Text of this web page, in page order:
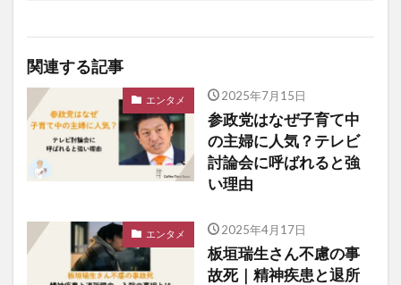
関連する記事
エンタメ 2025年7月15日
参政党はなぜ子育て中
の主婦に人気？テレビ
討論会に呼ばれると強
い理由
エンタメ 2025年4月17日
板垣瑞生さん不慮の事
故死｜精神疾患と退所